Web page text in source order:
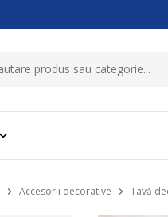
Accesorii decorative Tavă